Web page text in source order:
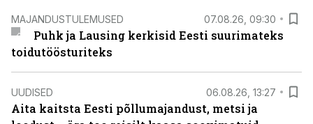
MAJANDUSTULEMUSED 07.08.26, 09:30
Puhk ja Lausing kerkisid Eesti suurimateks
toidutöösturiteks
UUDISED 06.08.26, 13:27
Aita kaitsta Eesti põllumajandust, metsi ja